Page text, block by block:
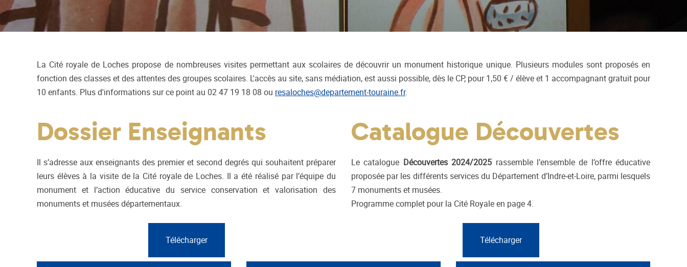
La Cité royale de Loches propose de nombreuses visites permettant aux scolaires de découvrir un monument historique unique. Plusieurs modules sont proposés en
fonction des classes et des attentes des groupes scolaires. L'accès au site, sans médiation, est aussi possible, dès le CP, pour 1,50 € / élève et 1 accompagnant gratuit pour
10 enfants. Plus d'informations sur ce point au 02 47 19 18 08 ou resaloches@departement-touraine.fr.
Dossier Enseignants
Il s’adresse aux enseignants des premier et second degrés qui souhaitent préparer
leurs élèves à la visite de la Cité royale de Loches. Il a été réalisé par l’équipe du
monument et l’action éducative du service conservation et valorisation des
monuments et musées départementaux.
Télécharger
Catalogue Découvertes
Le catalogue Découvertes 2024/2025 rassemble l’ensemble de l’offre éducative
proposée par les différents services du Département d’Indre-et-Loire, parmi lesquels
7 monuments et musées.
Programme complet pour la Cité Royale en page 4.
Télécharger